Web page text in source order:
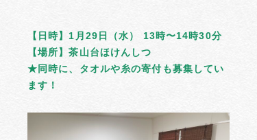
【日時】1月29日（水） 13時〜14時30分
【場所】茶山台ほけんしつ
★同時に、タオルや糸の寄付も募集してい
ます！